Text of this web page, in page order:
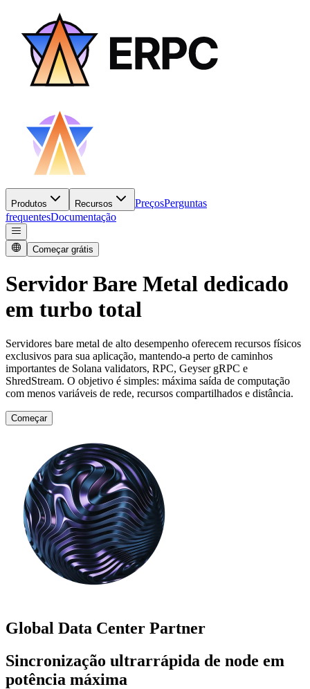
Produtos Recursos PreçosPerguntas
frequentesDocumentação
Começar grátis
Servidor Bare Metal dedicado
em turbo total
Servidores bare metal de alto desempenho oferecem recursos físicos
exclusivos para sua aplicação, mantendo-a perto de caminhos
importantes de Solana validators, RPC, Geyser gRPC e
ShredStream. O objetivo é simples: máxima saída de computação
com menos variáveis de rede, recursos compartilhados e distância.
Começar
Global Data Center Partner
Sincronização ultrarrápida de node em
potência máxima